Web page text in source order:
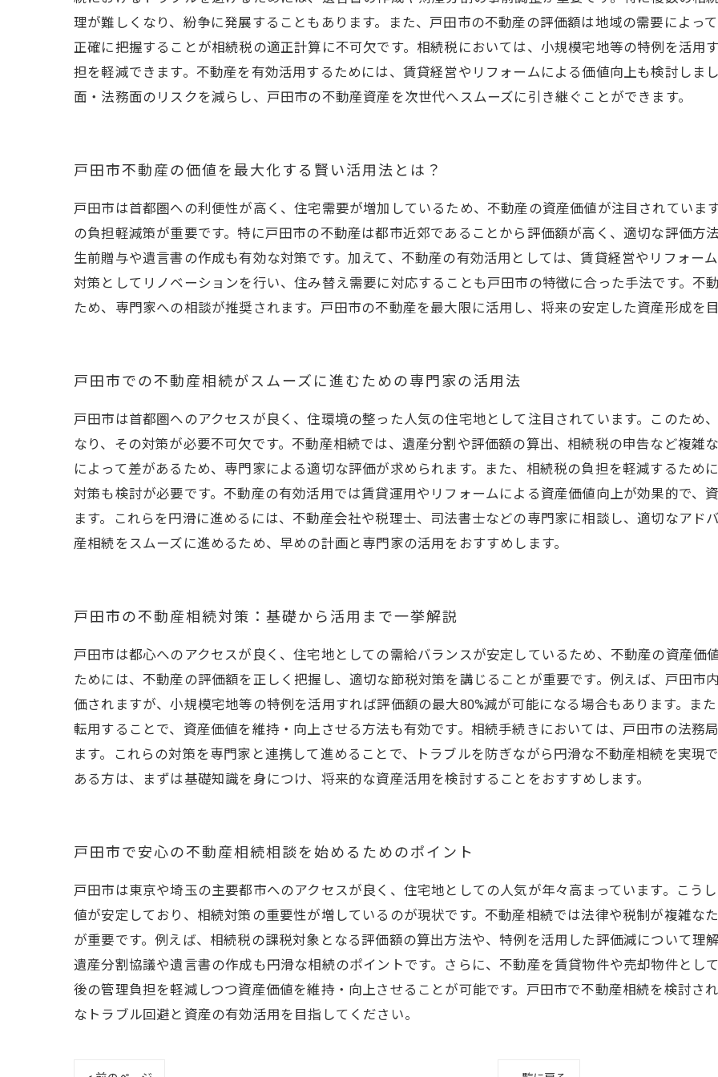
理が難しくなり、紛争に発展することもあります。また、戸田市の不動産の評価額は地域の需要によっ
正確に把握することが相続税の適正計算に不可欠です。相続税においては、小規模宅地等の特例を活用
担を軽減できます。不動産を有効活用するためには、賃貸経営やリフォームによる価値向上も検討しま
面・法務面のリスクを減らし、戸田市の不動産資産を次世代へスムーズに引き継ぐことができます。
戸田市不動産の価値を最大化する賢い活用法とは？
戸田市は首都圏への利便性が高く、住宅需要が増加しているため、不動産の資産価値が注目されていま
の負担軽減策が重要です。特に戸田市の不動産は都市近郊であることから評価額が高く、適切な評価方
生前贈与や遺言書の作成も有効な対策です。加えて、不動産の有効活用としては、賃貸経営やリフォー
対策としてリノベーションを行い、住み替え需要に対応することも戸田市の特徴に合った手法です。不
ため、専門家への相談が推奨されます。戸田市の不動産を最大限に活用し、将来の安定した資産形成を
戸田市での不動産相続がスムーズに進むための専門家の活用法
戸田市は首都圏へのアクセスが良く、住環境の整った人気の住宅地として注目されています。このため
なり、その対策が必要不可欠です。不動産相続では、遺産分割や評価額の算出、相続税の申告など複雑
によって差があるため、専門家による適切な評価が求められます。また、相続税の負担を軽減するため
対策も検討が必要です。不動産の有効活用では賃貸運用やリフォームによる資産価値向上が効果的で、
ます。これらを円滑に進めるには、不動産会社や税理士、司法書士などの専門家に相談し、適切なアド
産相続をスムーズに進めるため、早めの計画と専門家の活用をおすすめします。
戸田市の不動産相続対策：基礎から活用まで一挙解説
戸田市は都心へのアクセスが良く、住宅地としての需給バランスが安定しているため、不動産の資産価
ためには、不動産の評価額を正しく把握し、適切な節税対策を講じることが重要です。例えば、戸田市
価されますが、小規模宅地等の特例を活用すれば評価額の最大80%減が可能になる場合もあります。ま
転用することで、資産価値を維持・向上させる方法も有効です。相続手続きにおいては、戸田市の法務
ます。これらの対策を専門家と連携して進めることで、トラブルを防ぎながら円滑な不動産相続を実現
ある方は、まずは基礎知識を身につけ、将来的な資産活用を検討することをおすすめします。
戸田市で安心の不動産相続相談を始めるためのポイント
戸田市は東京や埼玉の主要都市へのアクセスが良く、住宅地としての人気が年々高まっています。こう
値が安定しており、相続対策の重要性が増しているのが現状です。不動産相続では法律や税制が複雑な
が重要です。例えば、相続税の課税対象となる評価額の算出方法や、特例を活用した評価減について理
遺産分割協議や遺言書の作成も円滑な相続のポイントです。さらに、不動産を賃貸物件や売却物件とし
後の管理負担を軽減しつつ資産価値を維持・向上させることが可能です。戸田市で不動産相続を検討さ
なトラブル回避と資産の有効活用を目指してください。